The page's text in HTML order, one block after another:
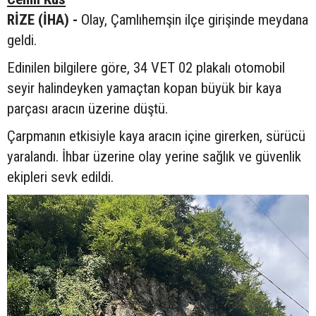
RİZE (İHA) - Olay, Çamlıhemşin ilçe girişinde meydana
geldi.
Edinilen bilgilere göre, 34 VET 02 plakalı otomobil
seyir halindeyken yamaçtan kopan büyük bir kaya
parçası aracın üzerine düştü.
Çarpmanın etkisiyle kaya aracın içine girerken, sürücü
yaralandı. İhbar üzerine olay yerine sağlık ve güvenlik
ekipleri sevk edildi.